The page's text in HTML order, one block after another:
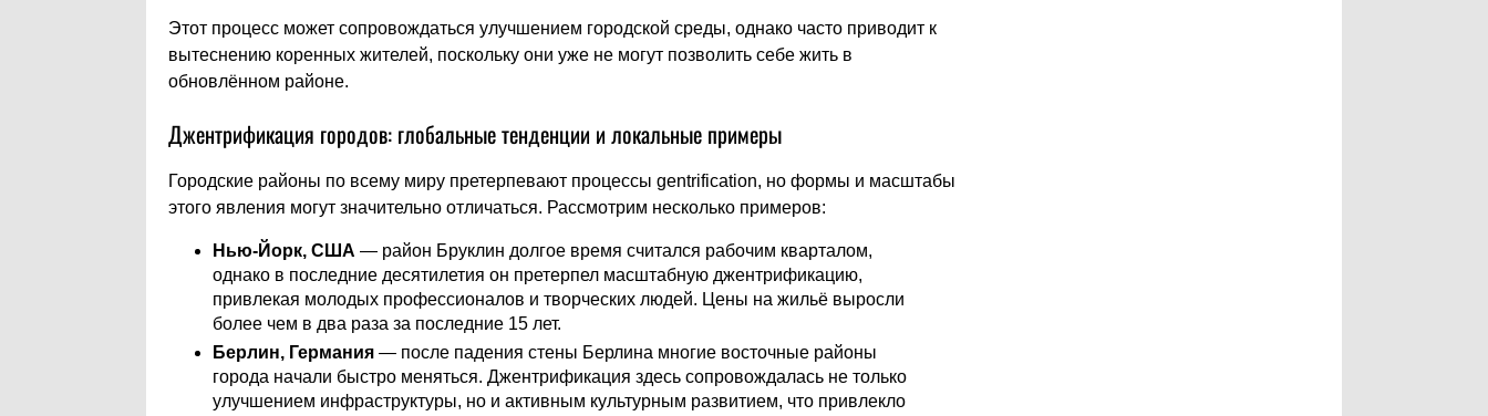
Этот процесс может сопровождаться улучшением городской среды, однако часто приводит к
вытеснению коренных жителей, поскольку они уже не могут позволить себе жить в
обновлённом районе.
Джентрификация городов: глобальные тенденции и локальные примеры
Городские районы по всему миру претерпевают процессы gentrification, но формы и масштабы
этого явления могут значительно отличаться. Рассмотрим несколько примеров:
Нью-Йорк, США — район Бруклин долгое время считался рабочим кварталом,
однако в последние десятилетия он претерпел масштабную джентрификацию,
привлекая молодых профессионалов и творческих людей. Цены на жильё выросли
более чем в два раза за последние 15 лет.
Берлин, Германия — после падения стены Берлина многие восточные районы
города начали быстро меняться. Джентрификация здесь сопровождалась не только
улучшением инфраструктуры, но и активным культурным развитием, что привлекло